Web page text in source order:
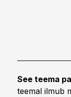
See teema
teemal ilmub